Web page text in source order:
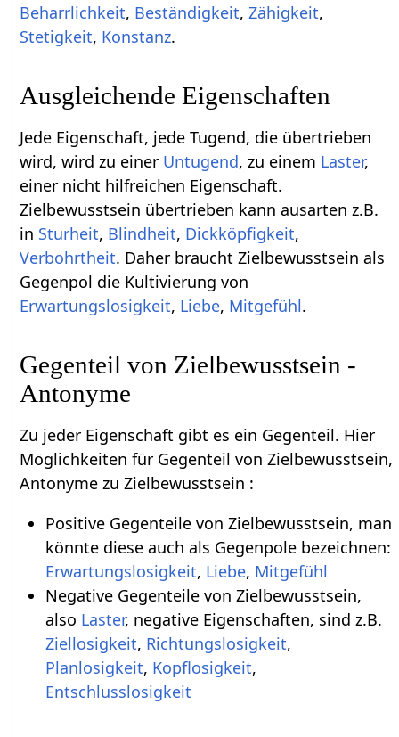
Beharrlichkeit, Beständigkeit,Zähigkeit,
Stetigkeit, Konstanz.
Ausgleichende Eigenschaften
Jede Eigenschaft, jede Tugend, die übertrieben
wird, wird zu einer Untugend, zu einem Laster,
einer nicht hilfreichen Eigenschaft.
Zielbewusstsein übertrieben kann ausarten z.B.
in Sturheit, Blindheit, Dickköpfigkeit,
Verbohrtheit. Daher braucht Zielbewusstsein als
Gegenpol die Kultivierung von
Erwartungslosigkeit, Liebe, Mitgefühl.
Gegenteil von Zielbewusstsein -
Antonyme
Zu jeder Eigenschaft gibt es ein Gegenteil. Hier
Möglichkeiten für Gegenteil von Zielbewusstsein,
Antonyme zu Zielbewusstsein :
Positive Gegenteile von Zielbewusstsein, man
könnte diese auch als Gegenpole bezeichnen:
Erwartungslosigkeit, Liebe, Mitgefühl
Negative Gegenteile von Zielbewusstsein,
also Laster, negative Eigenschaften, sind z.B.
Ziellosigkeit, Richtungslosigkeit,
Planlosigkeit, Kopflosigkeit,
Entschlusslosigkeit